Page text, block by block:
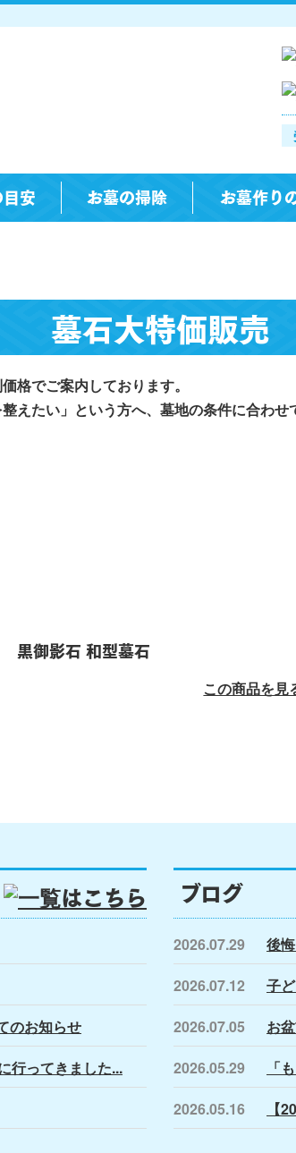
安 お墓の掃除 お墓作り
墓石大特価販売
格でご案内しております。
えたい」という方へ、墓地の条件に合わせ
黒御影石 和型墓石
この商品を見
のお知らせ
行ってきました...
ブログ
2026.07.29
後
2026.07.12
子
2026.07.05
お
2026.05.29
「
2026.05.16
【